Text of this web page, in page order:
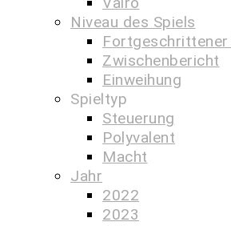
Niveau des Spiels
Zwischenbericht
Einweihung
Spieltyp
Steuerung
Polyvalent
Macht
Jahr
2022
2023